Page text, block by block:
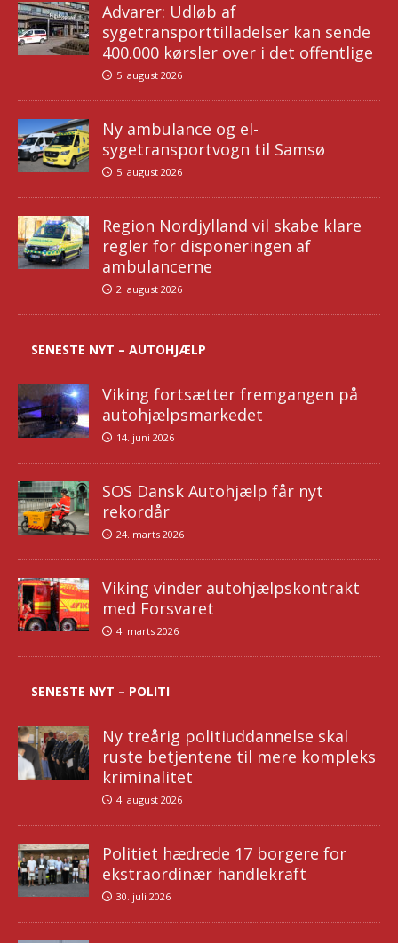
Advarer: Udløb af
sygetransporttilladelser kan sende
400.000 kørsler over i det offentlige
5. august 2026
Ny ambulance og el-
sygetransportvogn til Samsø
5. august 2026
Region Nordjylland vil skabe klare
regler for disponeringen af
ambulancerne
2. august 2026
SENESTE NYT – AUTOHJÆLP
Viking fortsætter fremgangen på
autohjælpsmarkedet
14. juni 2026
SOS Dansk Autohjælp får nyt
rekordår
24. marts 2026
Viking vinder autohjælpskontrakt
med Forsvaret
4. marts 2026
SENESTE NYT – POLITI
Ny treårig politiuddannelse skal
ruste betjentene til mere kompleks
kriminalitet
4. august 2026
Politiet hædrede 17 borgere for
ekstraordinær handlekraft
30. juli 2026